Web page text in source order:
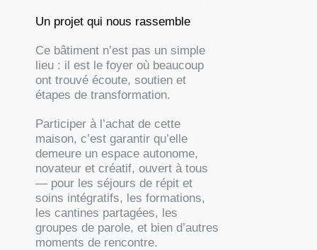
Un projet qui nous rassemble
Ce bâtiment n’est pas un simple
lieu : il est le foyer où beaucoup
ont trouvé écoute, soutien et
étapes de transformation.
Participer à l’achat de cette
maison, c’est garantir qu’elle
demeure un espace autonome,
novateur et créatif, ouvert à tous
— pour les séjours de répit et
soins intégratifs, les formations,
les cantines partagées, les
groupes de parole, et bien d’autres
moments de rencontre.